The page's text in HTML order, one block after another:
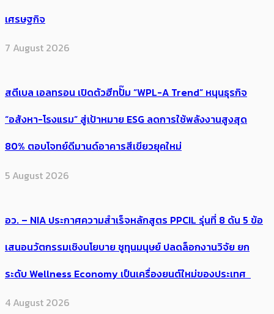
เศรษฐกิจ
7 August 2026
สตีเบล เอลทรอน เปิดตัวฮีทปั๊ม “WPL-A Trend” หนุนธุรกิจ
“อสังหา-โรงแรม” สู่เป้าหมาย ESG ลดการใช้พลังงานสูงสุด
80% ตอบโจทย์ดีมานด์อาคารสีเขียวยุคใหม่
5 August 2026
อว. – NIA ประกาศความสำเร็จหลักสูตร PPCIL รุ่นที่ 8 ดัน 5 ข้อ
เสนอนวัตกรรมเชิงนโยบาย ชูทุนมนุษย์ ปลดล็อกงานวิจัย ยก
ระดับ Wellness Economy เป็นเครื่องยนต์ใหม่ของประเทศ
4 August 2026